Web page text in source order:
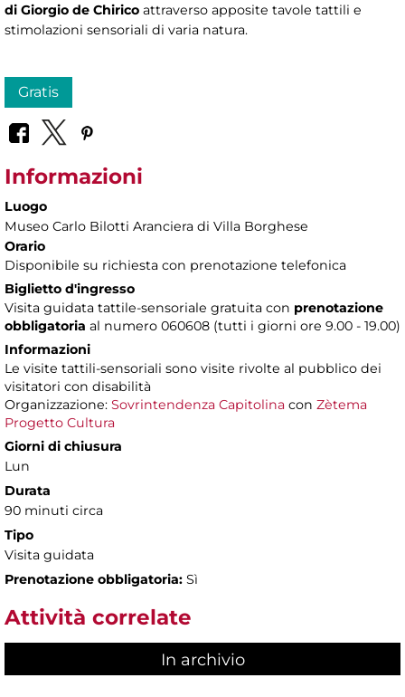
di Giorgio de Chirico attraverso apposite tavole tattili e
stimolazioni sensoriali di varia natura.
Gratis
Informazioni
Luogo
Museo Carlo Bilotti Aranciera di Villa Borghese
Orario
Disponibile su richiesta con prenotazione telefonica
Biglietto d'ingresso
Visita guidata tattile-sensoriale gratuita con prenotazione
obbligatoria al numero 060608 (tutti i giorni ore 9.00 - 19.00)
Informazioni
Le visite tattili-sensoriali sono visite rivolte al pubblico dei
visitatori con disabilità
Organizzazione: Sovrintendenza Capitolina con Zètema
Progetto Cultura
Giorni di chiusura
Lun
Durata
90 minuti circa
Tipo
Visita guidata
Prenotazione obbligatoria: Sì
Attività correlate
In archivio